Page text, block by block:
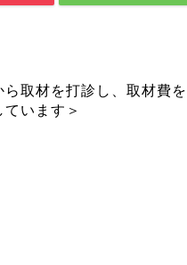
取材を打診し、取材費を
います＞